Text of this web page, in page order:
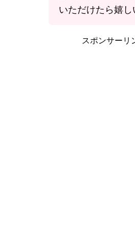
いただけたら嬉し
スポンサーリ